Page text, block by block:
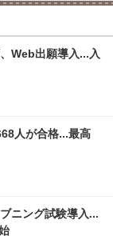
Web出願導入...入
人が合格...最高
ニング試験導入...